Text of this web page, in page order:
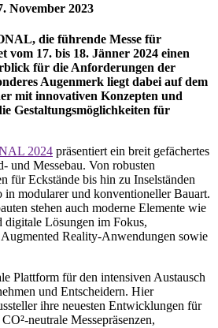
November 2023
die führende Messe für
vom 17. bis 18. Jänner 2024 einen
für die Anforderungen der
Augenmerk liegt dabei auf dem
mit innovativen Konzepten und
Gestaltungsmöglichkeiten für
2024 präsentiert ein breit gefächertes
und Messebau. Von robusten
für Eckstände bis hin zu Inselständen
in modularer und konventioneller Bauart.
stehen auch moderne Elemente wie
digitale Lösungen im Fokus,
Reality-Anwendungen sowie
Plattform für den intensiven Austausch
und Entscheidern. Hier
ihre neuesten Entwicklungen für
neutrale Messepräsenzen,